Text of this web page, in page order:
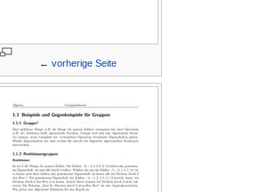
← vorherige Seite